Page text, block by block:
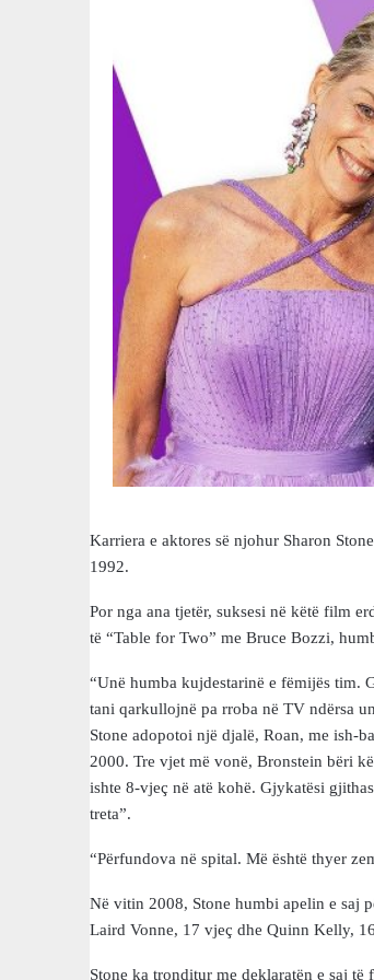
Karriera e aktores së njohur Sharon
1992.
Por nga ana tjetër, suksesi në këtë film
të “Table for Two” me Bruce Bozzi,
“Unë humba kujdestarinë e fëmijës tim.
tani qarkullojnë pa rroba në TV ndërsa
Stone adopotoi një djalë, Roan, me ish-
2000. Tre vjet më vonë, Bronstein bëri
ishte 8-vjeç në atë kohë. Gjykatësi
treta”.
“Përfundova në spital. Më është thyer
Në vitin 2008, Stone humbi apelin e saj
Laird Vonne, 17 vjeç dhe Quinn Kelly,
Stone ka tronditur me deklaratën e saj